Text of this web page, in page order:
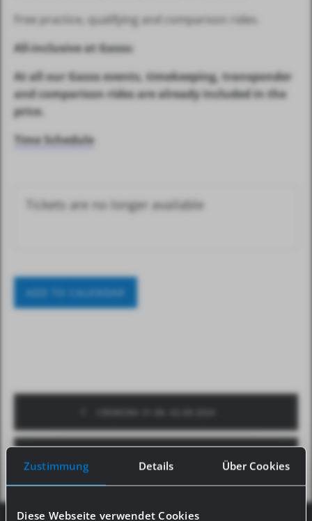
Zustimmung Details Über Cookies
Diese Webseite verwendet Cookies
Free practice, qualifying and comparison rides.
All-inclusive at Gasss:
At all our Gasss events, timekeeping, transponder
and comparison rides are already included in the
price.
Time Schedule
Tickets are no longer available
ADD TO CALENDAR